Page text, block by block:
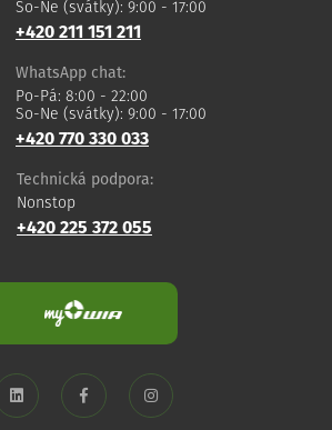
So-Ne (svátky): 9:00 - 17:00
+420 211 151 211
WhatsApp chat:
Po-Pá: 8:00 - 22:00
So-Ne (svátky): 9:00 - 17:00
+420 770 330 033
Technická podpora:
Nonstop
+420 225 372 055